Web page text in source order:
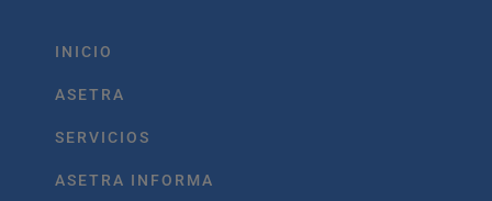
INICIO
ASETRA
SERVICIOS
ASETRA INFORMA